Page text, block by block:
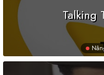
Talking